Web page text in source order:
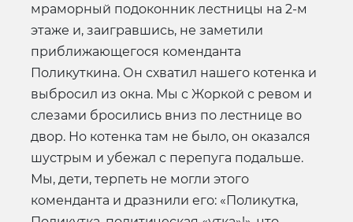
мраморный подоконник лестницы на 2-м
этаже и, заигравшись, не заметили
приближающегося коменданта
Поликуткина. Он схватил нашего котенка и
выбросил из окна. Мы с Жоркой с ревом и
слезами бросились вниз по лестнице во
двор. Но котенка там не было, он оказался
шустрым и убежал с перепуга подальше.
Мы, дети, терпеть не могли этого
коменданта и дразнили его: «Поликутка,